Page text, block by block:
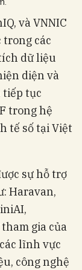
và VNNIC
các
dữ liệu
diện và
tiếp tục
trong hệ
tế số tại Việt
sự hỗ trợ
Haravan,
tham gia của
lĩnh vực
công nghệ